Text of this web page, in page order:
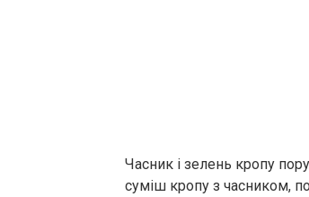
Часник і зелень кропу
суміш кропу з часником,